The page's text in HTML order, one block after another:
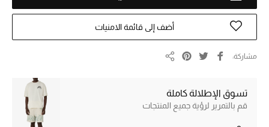
الحقائب النسائية
أحذية النسائية
الجمال
أضف إلى قائمة الامنيات
مشاركة
تسوق الإطلالة كاملة
قم بالتمرير لرؤية جميع المنتجات